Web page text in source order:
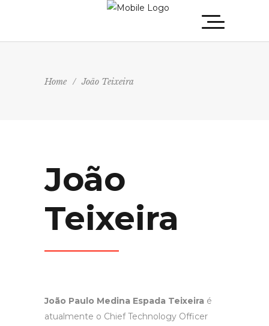
Home / João Teixeira
João
Teixeira
João Paulo Medina Espada Teixeira é
atualmente o Chief Technology Officer